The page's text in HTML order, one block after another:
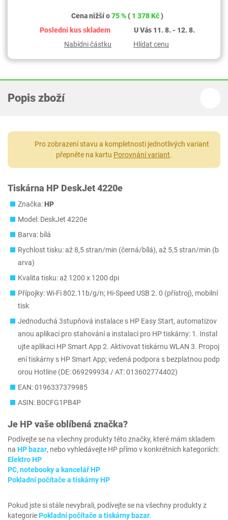
Cena nižší o75 % ( 1 378 Kč)
Poslední kus skladem
U Vás 11. 8. - 12. 8.
Nabídni částku
Hlídat cenu
Popis zboží
Pro zobrazení stavu a kompletnosti jednotlivých variant
přepněte na kartu Porovnání variant.
Tiskárna HP DeskJet 4220e
Značka:HP
Model: DeskJet 4220e
Barva: bílá
Rychlost tisku: až 8,5 stran/min (černá/bílá), až 5,5 stran/min (b
arva)
Kvalita tisku: až 1200 x 1200 dpi
Přípojky: Wi-Fi 802.11b/g/n; Hi-Speed USB 2. 0 (přístroj), mobilní
tisk
Jednoduchá 3stupňová instalace s HP Easy Start, automatizov
anou aplikací pro stahování a instalaci pro HP tiskárny: 1. Instal
ujte aplikaci HP Smart App 2. Aktivovat tiskárnu WLAN 3. Propoj
ení tiskárny s HP Smart App; vedená podpora s bezplatnou podp
orou Hotline (DE: 069299934 / AT: 013602774402)
EAN: 0196337379985
ASIN: B0CFG1PB4P
Je HP vaše oblíbená značka?
Podívejte se na všechny produkty této značky, které mám skladem
na HP bazar, nebo vyhledávejte HP přímo v konkrétních kategoriích:
Elektro HP
PC, notebooky a kancelář HP
Pokladní počítače a tiskárny HP
Pokud jste si stále nevybrali, podívejte se na všechny produkty z
kategoriePokladní počítače a tiskárny bazar.